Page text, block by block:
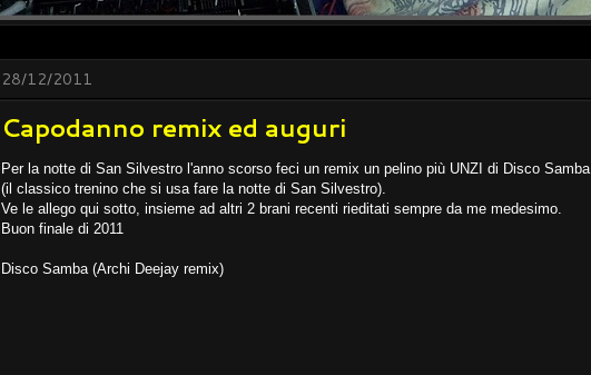
28/12/2011
Capodanno remix ed auguri
Per la notte di San Silvestro l'anno scorso feci un remix un pelino più UNZI di Disco Samba
(il classico trenino che si usa fare la notte di San Silvestro).
Ve le allego qui sotto, insieme ad altri 2 brani recenti rieditati sempre da me medesimo.
Buon finale di 2011
Disco Samba (Archi Deejay remix)